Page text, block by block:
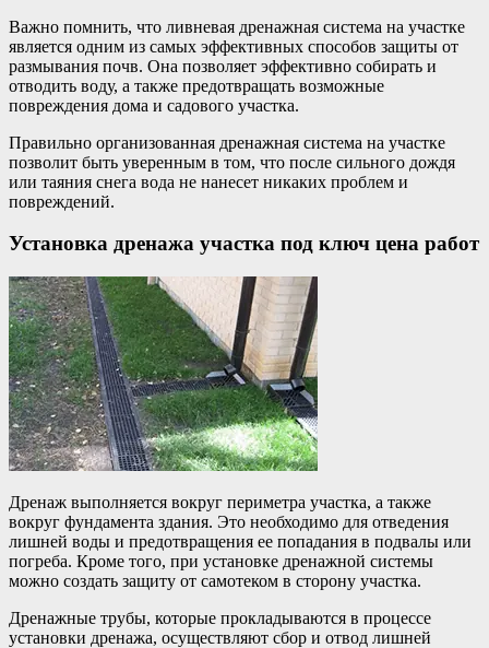
Важно помнить, что ливневая дренажная система на участке
является одним из самых эффективных способов защиты от
размывания почв. Она позволяет эффективно собирать и
отводить воду, а также предотвращать возможные
повреждения дома и садового участка.
Правильно организованная дренажная система на участке
позволит быть уверенным в том, что после сильного дождя
или таяния снега вода не нанесет никаких проблем и
повреждений.
Установка дренажа участка под ключ цена работ
Дренаж выполняется вокруг периметра участка, а также
вокруг фундамента здания. Это необходимо для отведения
лишней воды и предотвращения ее попадания в подвалы или
погреба. Кроме того, при установке дренажной системы
можно создать защиту от самотеком в сторону участка.
Дренажные трубы, которые прокладываются в процессе
установки дренажа, осуществляют сбор и отвод лишней